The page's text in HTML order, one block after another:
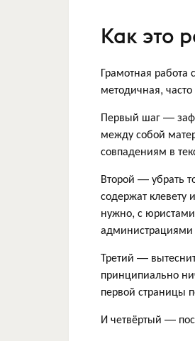
Как это
Грамотная работа
методичная,
Первый шаг —
между собой
совпадениям в
Второй — убрать
содержат
нужно, с
Третий —
принципиально
первой страницы
И четвёртый —